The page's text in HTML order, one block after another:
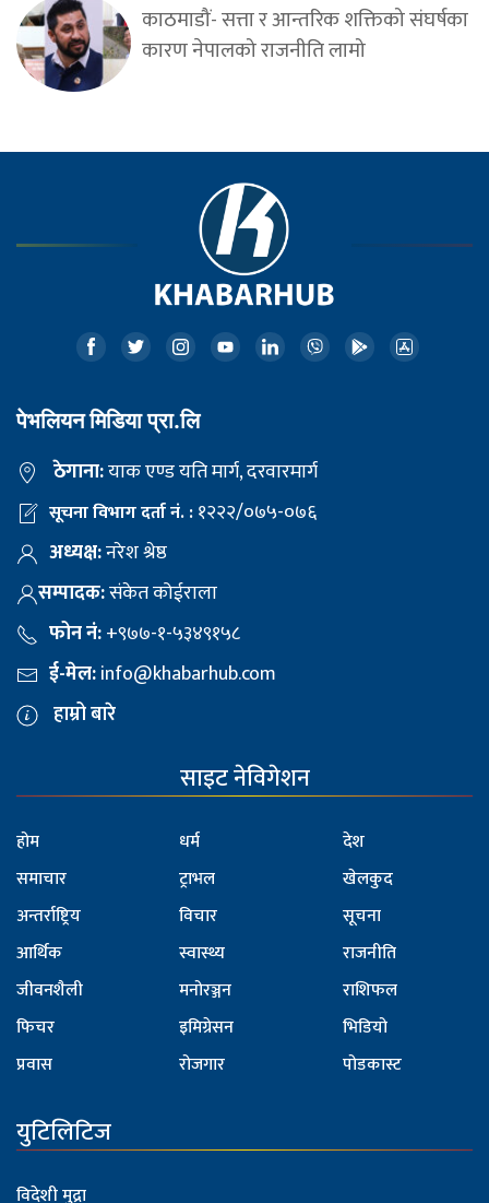
काठमाडौं- सत्ता र आन्तरिक शक्तिको संघर्षका
कारण नेपालको राजनीति लामो
पेभलियन मिडिया प्रा.लि
ठेगाना:याक एण्ड यति मार्ग, दरवारमार्ग
सूचना विभाग दर्ता नं. :१२२२/०७५-०७६
अध्यक्ष:नरेश श्रेष्ठ
सम्पादक:संकेत कोईराला
फोन नं:+९७७-१-५३४९१५८
ई-मेल:info@khabarhub.com
हाम्रो बारे
साइट नेविगेशन
होम
समाचार
अन्तर्राष्ट्रिय
आर्थिक
जीवनशैली
फिचर
प्रवास
धर्म
ट्राभल
विचार
स्वास्थ्य
मनोरञ्जन
इमिग्रेसन
रोजगार
देश
खेलकुद
सूचना
राजनीति
राशिफल
भिडियो
पोडकास्ट
युटिलिटिज
विदेशी मुद्रा